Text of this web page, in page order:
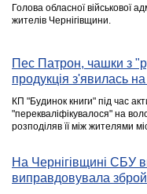
Голова обласної військової
жителів Чернігівщини.
Пес Патрон, чашки з
продукція з'явилась
КП "Будинок книги" під час
"перекваліфікувалося" на
розподіляв її між жителями
На Чернігівщині СБУ
виправдовувала